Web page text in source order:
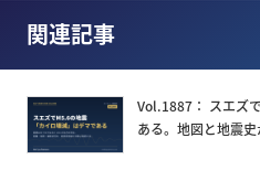
関連記事
Vol.1887： スエズ
ある。地図と地震